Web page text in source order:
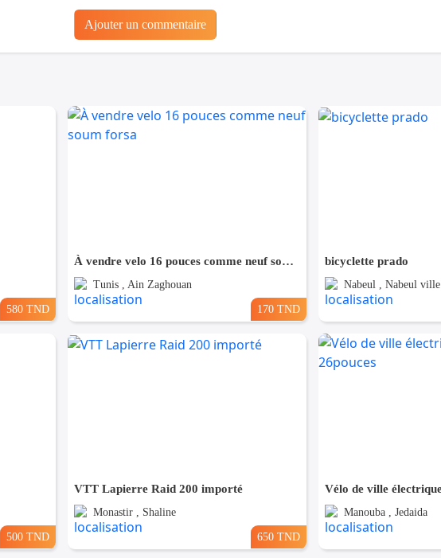
Ajouter un commentaire
580 TND
À vendre velo 16 pouces comme neuf soum forsa
Tunis , Ain Zaghouan
170 TND
bicyclette prado
Nabeul , Nabeul ville
500 TND
VTT Lapierre Raid 200 importé
Monastir , Shaline
650 TND
Manouba , Jedaida